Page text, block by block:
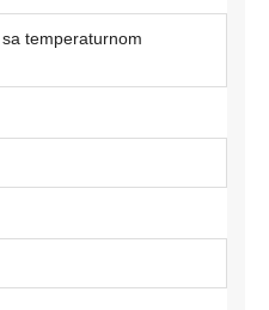
temperaturnom